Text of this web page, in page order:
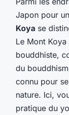
Japon pour
Koya se
Le Mont
bouddhiste,
du
connu pour
nature. Ici,
pratique du